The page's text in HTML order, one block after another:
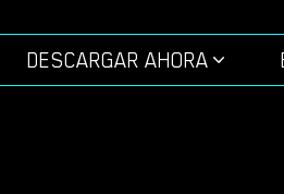
DESCARGAR AHORA